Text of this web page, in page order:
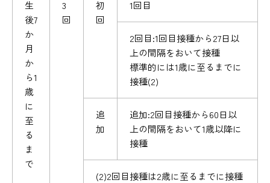
生
後7
か
月
か
ら1
歳
に
至
る
ま
で
3
回
初
回
1回目
2回目:1回目接種から27日以
上の間隔をおいて接種
標準的には1歳に至るまでに
接種(2)
追
加
追加:2回目接種から60日以
上の間隔をおいて1歳以降に
接種
(2)2回目接種は2歳に至るまでに接種